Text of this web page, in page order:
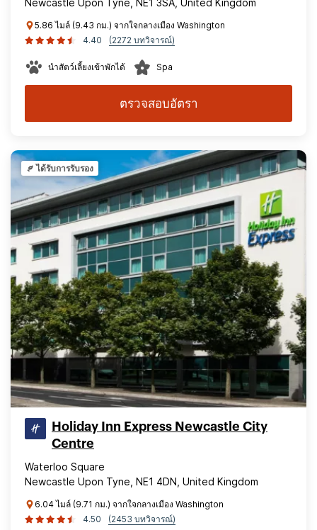
Newcastle Upon Tyne, NE1 3SA, United Kingdom
5.86 ไมล์ (9.43 กม.) จากใจกลางเมือง Washington
4.40
(2272 บทวิจารณ์)
นำสัตว์เลี้ยงเข้าพักได้ Spa
ตรวจสอบอัตรา
ได้รับการรับรอง
Holiday Inn Express Newcastle City
Centre
Waterloo Square
Newcastle Upon Tyne, NE1 4DN, United Kingdom
6.04 ไมล์ (9.71 กม.) จากใจกลางเมือง Washington
4.50
(2453 บทวิจารณ์)